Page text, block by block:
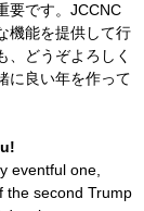
要です。JCCNC
機能を提供して行
、どうぞよろしく
に良い年を作って
eventful one,
the second Trump